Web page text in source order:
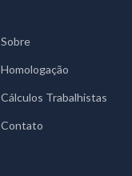
Sobre
Homologação
Cálculos Trabalhistas
Contato